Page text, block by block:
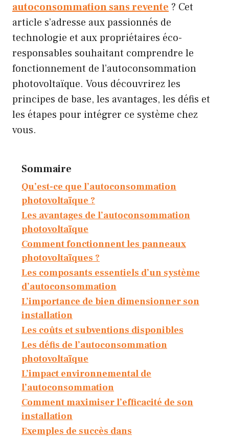
autoconsommation sans revente ? Cet
article s’adresse aux passionnés de
technologie et aux propriétaires éco-
responsables souhaitant comprendre le
fonctionnement de l’autoconsommation
photovoltaïque. Vous découvrirez les
principes de base, les avantages, les défis et
les étapes pour intégrer ce système chez
vous.
Sommaire
Qu’est-ce que l’autoconsommation
photovoltaïque ?
Les avantages de l’autoconsommation
photovoltaïque
Comment fonctionnent les panneaux
photovoltaïques ?
Les composants essentiels d’un système
d’autoconsommation
L’importance de bien dimensionner son
installation
Les coûts et subventions disponibles
Les défis de l’autoconsommation
photovoltaïque
L’impact environnemental de
l’autoconsommation
Comment maximiser l’efficacité de son
installation
Exemples de succès dans